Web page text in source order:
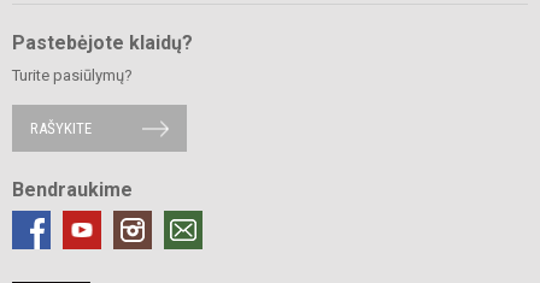
Pastebėjote klaidų?
Turite pasiūlymų?
RAŠYKITE
Bendraukime